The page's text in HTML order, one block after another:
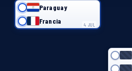
Paraguay
Francia
4 JUL